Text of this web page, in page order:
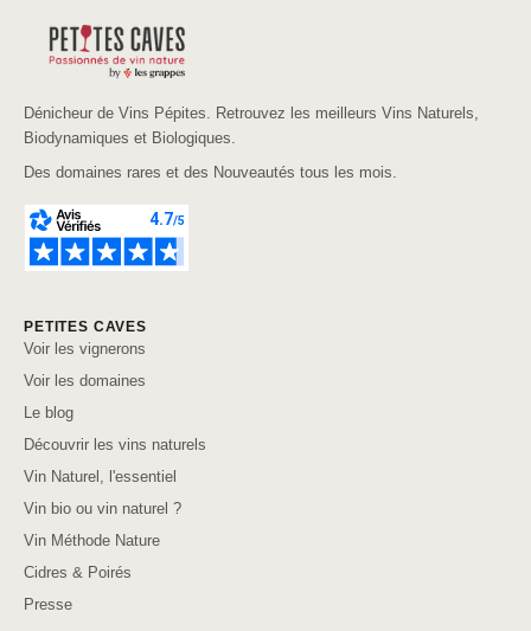
Dénicheur de Vins Pépites. Retrouvez les meilleurs Vins Naturels,
Biodynamiques et Biologiques.
Des domaines rares et des Nouveautés tous les mois.
PETITES CAVES
Voir les vignerons
Voir les domaines
Le blog
Découvrir les vins naturels
Vin Naturel, l'essentiel
Vin bio ou vin naturel ?
Vin Méthode Nature
Cidres & Poirés
Presse